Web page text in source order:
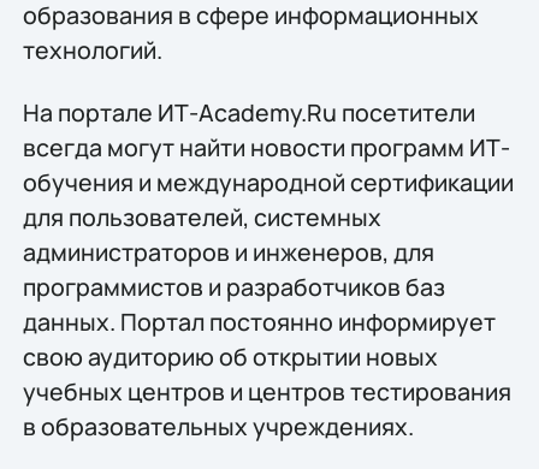
образования в сфере информационных
технологий.
На портале ИТ-Academy.Ru посетители
всегда могут найти новости программ ИТ-
обучения и международной сертификации
для пользователей, системных
администраторов и инженеров, для
программистов и разработчиков баз
данных. Портал постоянно информирует
свою аудиторию об открытии новых
учебных центров и центров тестирования
в образовательных учреждениях.